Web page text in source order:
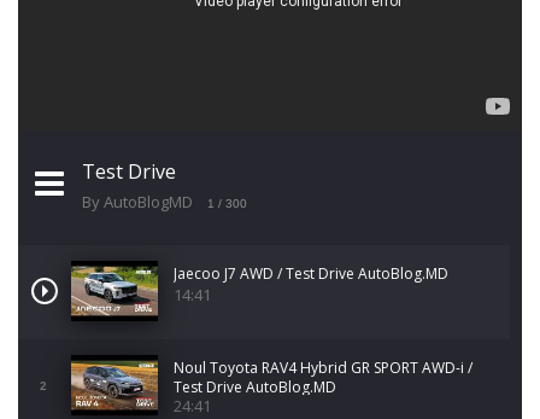
Test Drive
By AutoBlogMD 1 / 300
Jaecoo J7 AWD / Test Drive AutoBlog.MD
14:41
2
Noul Toyota RAV4 Hybrid GR SPORT AWD-i /
Test Drive AutoBlog.MD
24:41